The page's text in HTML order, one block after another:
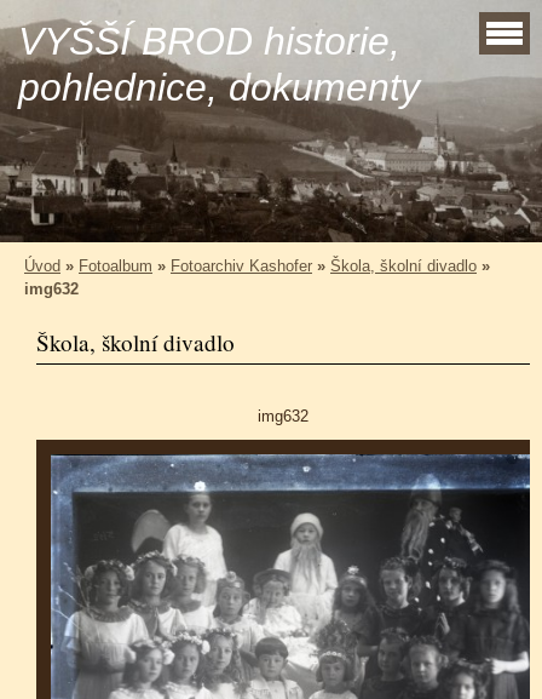
VYŠŠÍ BROD historie,
pohlednice, dokumenty
Úvod » Fotoalbum » Fotoarchiv Kashofer » Škola, školní divadlo »
img632
Škola, školní divadlo
img632